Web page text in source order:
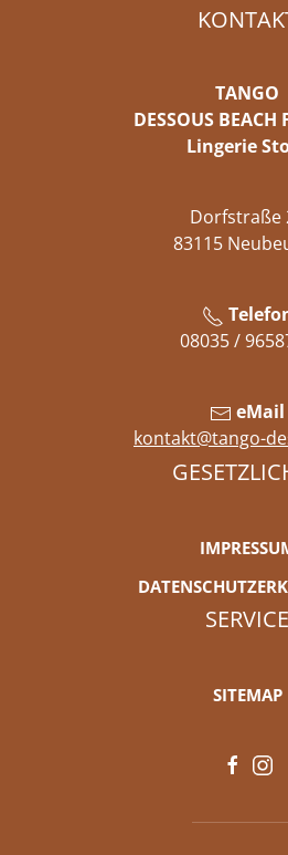
TANGO
DESSOUS BEACH
Lingerie
Dorfstraße
83115
08035 /
eMail
kontakt@tango-
SERVICE
SITEMAP